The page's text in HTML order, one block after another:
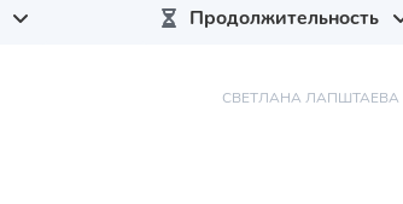
Продолжительность
СВЕТЛАНА ЛАПШТАЕВА